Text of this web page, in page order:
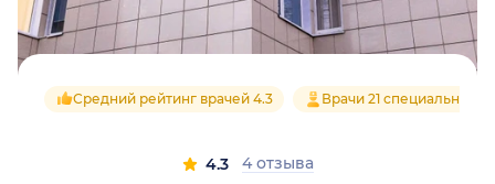
Средний рейтинг врачей 4.3 Врачи 21
4.3 4 отзыва